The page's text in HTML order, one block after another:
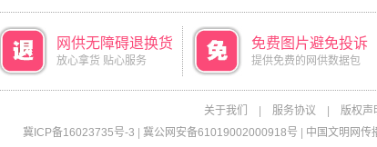
网供无障碍退换货
放心拿货 贴心服务
免费图片避免投诉
提供免费的网供数据包
关于我们 服务协议 版权声
冀ICP备16023735号-3
冀公网安备61019002000918号 中国文明网传